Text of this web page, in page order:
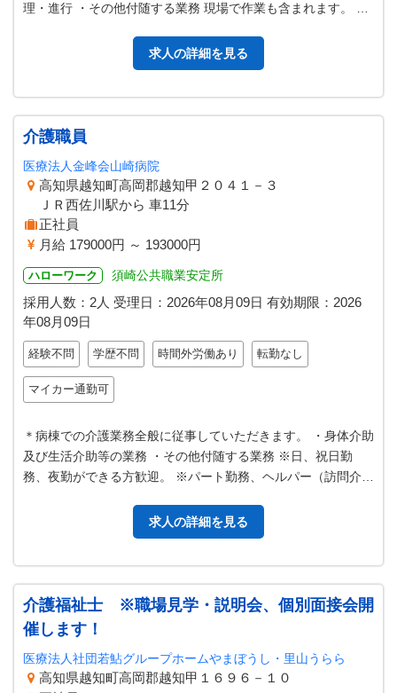
理・進行 ・その他付随する業務 現場で作業も含まれます。 業
求人の詳細を見る
介護職員
医療法人金峰会山崎病院
高知県越知町高岡郡越知甲２０４１－３
ＪＲ西佐川駅から 車11分
正社員
月給 179000円 ～ 193000円
ハローワーク 須崎公共職業安定所
採用人数：2人 受理日： 2026年08月09日 有効期限： 2026
年08月09日
経験不問 学歴不問 時間外労働あり 転勤なし
マイカー通勤可
＊病棟での介護業務全般に従事していただきます。 ・身体介助
及び生活介助等の業務 ・その他付随する業務 ※日、祝日勤
務、夜勤ができる方歓迎。 ※パート勤務、ヘルパー（訪問介
求人の詳細を見る
介護福祉士 ※職場見学・説明会、個別面接会開
催します！
医療法人社団若鮎グループホームやまぼうし・里山うらら
高知県越知町高岡郡越知甲１６９６－１０